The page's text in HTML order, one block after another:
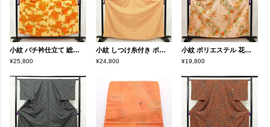
小紋 バチ衿仕立て 総柄 正絹 木の葉・植物柄 袷仕立て 身丈153.5cm 裄丈63.5cm リサイクル着物 着物 橙
¥25,800
小紋 しつけ糸付き ポリエステル チェック・格子柄 袷仕立て 身丈165.5cm 裄丈67cm リサイクル着物 着物 橙
¥24,800
小紋 ポリエステル 花柄 袷仕立て 身丈158cm 裄丈66cm リサイクル着物 着物 橙
¥19,800